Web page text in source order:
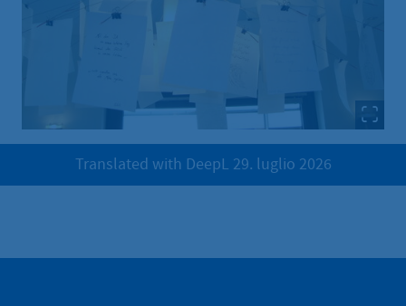
Translated with DeepL 29. luglio 2026